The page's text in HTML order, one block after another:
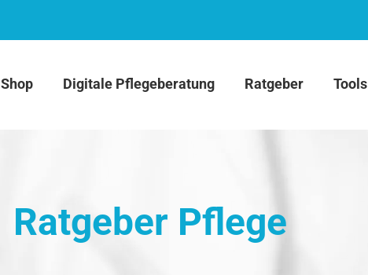
Shop Digitale Pflegeberatung Ratgeber Tools
Ratgeber Pflege